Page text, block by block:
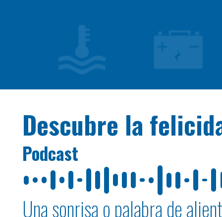
Descubre la
Podcast
Una sonrisa o palabra de